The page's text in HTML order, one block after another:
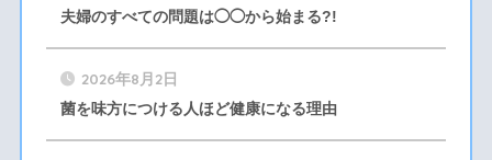
夫婦のすべての問題は◯◯から始まる?!
2026年8月2日
菌を味方につける人ほど健康になる理由